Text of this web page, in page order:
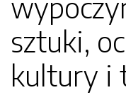
sztuki,
kultury i